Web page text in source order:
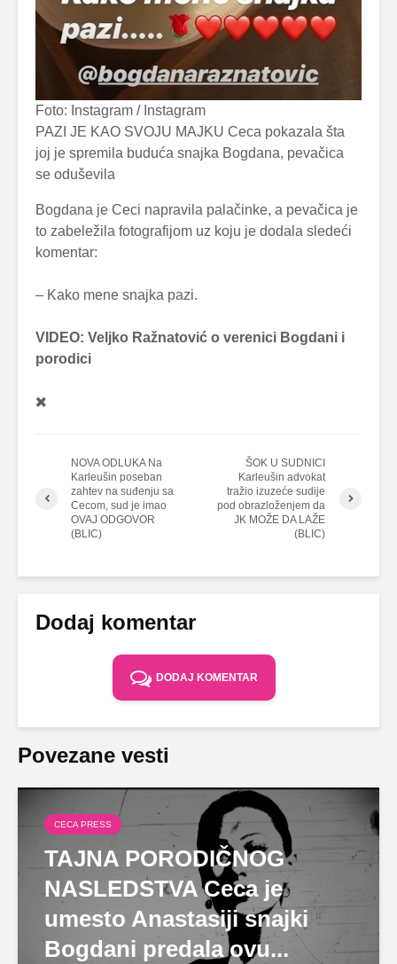
Foto: Instagram / Instagram
PAZI JE KAO SVOJU MAJKU Ceca pokazala šta
joj je spremila buduća snajka Bogdana, pevačica
se oduševila
Bogdana je Ceci napravila palačinke, a pevačica je
to zabeležila fotografijom uz koju je dodala sledeći
komentar:
– Kako mene snajka pazi.
VIDEO: Veljko Ražnatović o verenici Bogdani i
porodici
NOVA ODLUKA Na
Karleušin poseban
zahtev na suđenju sa
Cecom, sud je imao
OVAJ ODGOVOR
(BLIC)
ŠOK U SUDNICI
Karleušin advokat
tražio izuzeće sudije
pod obrazloženjem da
JK MOŽE DA LAŽE
(BLIC)
Dodaj komentar
DODAJ KOMENTAR
Povezane vesti
CECA PRESS
TAJNA PORODIČNOG
NASLEDSTVA Ceca je
umesto Anastasiji snajki
Bogdani predala ovu...